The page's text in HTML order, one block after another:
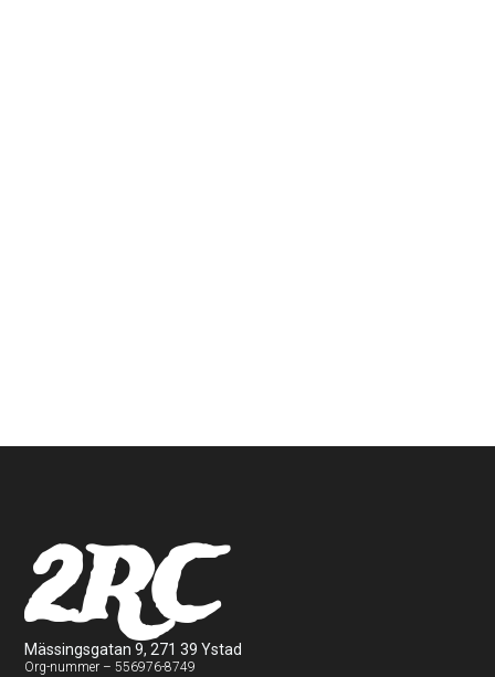
2RC
Mässingsgatan 9, 271 39 Ystad
Org-nummer – 556976-8749